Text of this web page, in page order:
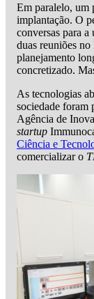
Em paralelo, um
implantação. O
conversas para
duas reuniões
planejamento
concretizado.
As tecnologias
sociedade foram
Agência de
startup
Ciência e
comercializar o